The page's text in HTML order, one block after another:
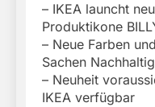
– IKEA launcht
Produktikone
– Neue Farben
Sachen
– Neuheit
IKEA verfügbar